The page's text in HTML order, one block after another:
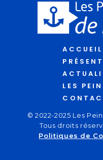
ACCUEIL
LES
© 2022-2025 Les
Tous droits
Politiques de